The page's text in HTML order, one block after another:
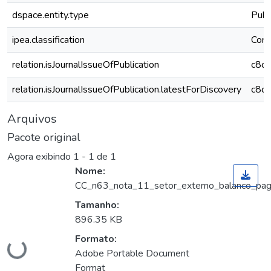
dspace.entity.type
ipea.classification
relation.isJournalIssueOfPublication
relation.isJournalIssueOfPublication.latestForDiscovery
Arquivos
Pacote original
Agora exibindo 1 - 1 de 1
Carregando...
Nome:
Tamanho:
896.35 KB
Formato:
Adobe Portable Document
Format